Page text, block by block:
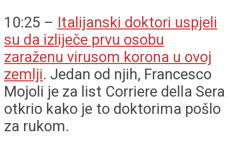
10:25 – Italijanski doktori uspjeli
su da izliječe prvu osobu
zaraženu virusom korona u ovoj
zemlji. Jedan od njih, Francesco
Mojoli je za list Corriere della Sera
otkrio kako je to doktorima pošlo
za rukom.